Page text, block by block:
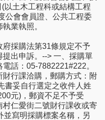
以土木工程科或結構工程
公會會員證、公共工程委
業執照。
採購法第31條規定不予
出申訴。--> 一、採購單
話：05-7882221#222。
行課洽購，郵購方式：附
書妥自行選定之收件人姓
元)，郵資不足不予受
仁愛街二號財行課收或寄
並寫明採購標案名稱，另